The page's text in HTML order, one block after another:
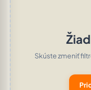
Skúste zmeniť